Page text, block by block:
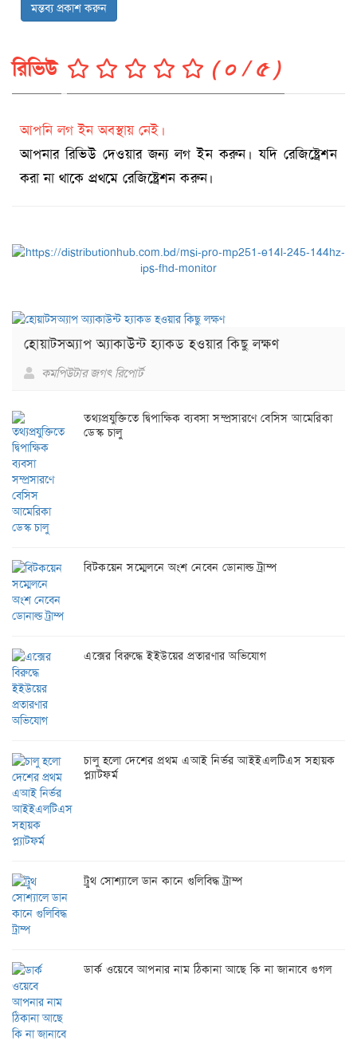
মন্তব্য প্রকাশ করুন
রিভিউ ( ০ / ৫ )
আপনি লগ ইন অবস্থায় নেই।
আপনার রিভিউ দেওয়ার জন্য লগ ইন করুন। যদি রেজিষ্ট্রেশন
করা না থাকে প্রথমে রেজিষ্ট্রেশন করুন।
হোয়াটসঅ্যাপ অ্যাকাউন্ট হ্যাকড হওয়ার কিছু লক্ষণ
কমপিউটার জগৎ রিপোর্ট
তথ্যপ্রযুক্তিতে দ্বিপাক্ষিক ব্যবসা সম্প্রসারণে বেসিস আমেরিকা
ডেস্ক চালু
বিটকয়েন সম্মেলনে অংশ নেবেন ডোনাল্ড ট্রাম্প
এক্সের বিরুদ্ধে ইইউয়ের প্রতারণার অভিযোগ
চালু হলো দেশের প্রথম এআই নির্ভর আইইএলটিএস সহায়ক
প্ল্যাটফর্ম
ট্রুথ সোশ্যালে ডান কানে গুলিবিদ্ধ ট্রাম্প
ডার্ক ওয়েবে আপনার নাম ঠিকানা আছে কি না জানাবে গুগল